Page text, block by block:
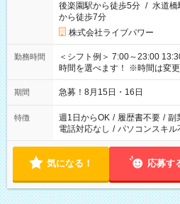
後楽園駅から徒歩5分 / 水道橋
から徒歩7分
株式会社ライブパワー
勤務時間
＜シフト例＞ 7:00～23:00 13:30～22:00 上記の
時間を選べます！ ※時間は変
期間 急募！8月15日・16日
特徴 週1日からOK / 履歴書不要 / 副
電話対応なし / パソコンスキル
気になる！ 応募す